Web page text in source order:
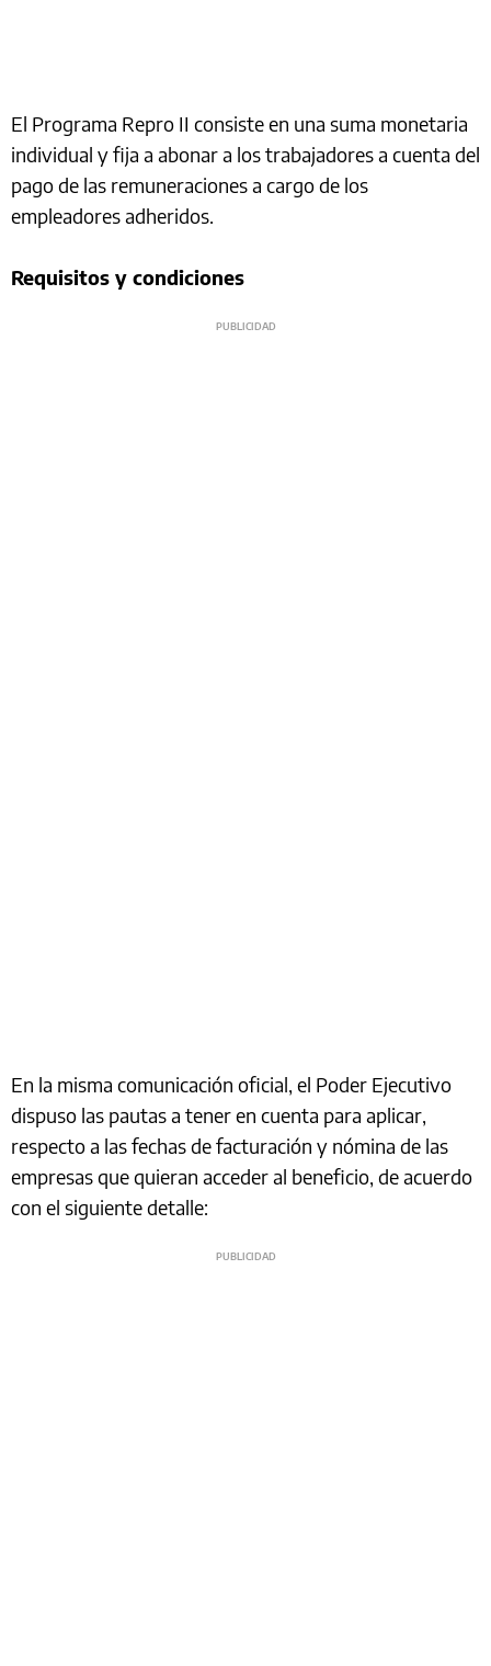
El Programa Repro II consiste en una suma monetaria
individual y fija a abonar a los trabajadores a cuenta del
pago de las remuneraciones a cargo de los
empleadores adheridos.
Requisitos y condiciones
En la misma comunicación oficial, el Poder Ejecutivo
dispuso las pautas a tener en cuenta para aplicar,
respecto a las fechas de facturación y nómina de las
empresas que quieran acceder al beneficio, de acuerdo
con el siguiente detalle: